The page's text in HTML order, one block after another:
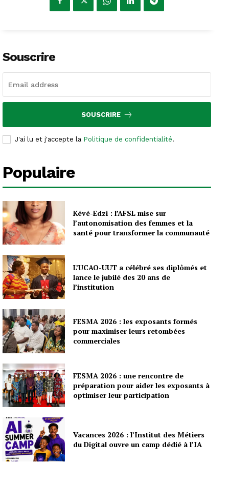
Souscrire
SOUSCRIRE
J'ai lu et j'accepte la Politique de confidentialité.
Populaire
Kévé-Edzi : l’AFSL mise sur
l’autonomisation des femmes et la
santé pour transformer la communauté
L’UCAO-UUT a célébré ses diplômés et
lance le jubilé des 20 ans de
l’institution
FESMA 2026 : les exposants formés
pour maximiser leurs retombées
commerciales
FESMA 2026 : une rencontre de
préparation pour aider les exposants à
optimiser leur participation
Vacances 2026 : l’Institut des Métiers
du Digital ouvre un camp dédié à l’IA